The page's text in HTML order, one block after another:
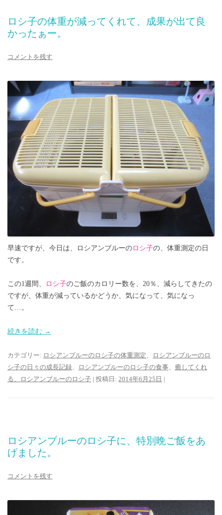
ロシ子の体重が減ってくれて、成果が出て良
かったぁー。
コメントを残す
早速ですが、今日は、ロシアンブルーのロシ子の、体重測定の日
です。
この1週間、 ロシ子のご飯のカロリー数を、20％、減らしてきたの
ですが、体重が減っているかどうか、気になって、気になっ
て…。
続きを読む →
カテゴリー: ロシアンブルーのロシ子の体重測定
ロシアンブルーのロ
シ子の日々の成長記録
ロシアンブルーのロシ子の食事
癒してくれ
る、ロシアンブルーのロシ子 | 投稿日: 2014年6月25日 |
ロシアンブルーのロシ子に、特別晩ご飯をあ
げました。
コメントを残す